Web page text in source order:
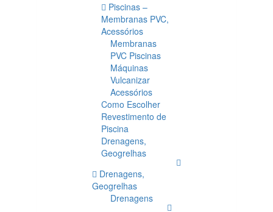
Piscinas –
Membranas PVC,
Acessórios
Membranas
PVC Piscinas
Máquinas
Vulcanizar
Acessórios
Como Escolher
Revestimento de
Piscina
Drenagens,
Geogrelhas
Drenagens,
Geogrelhas
Drenagens